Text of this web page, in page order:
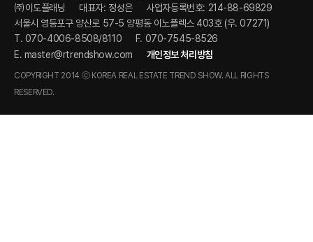
㈜이도플래닝
대표자: 정성은
사업자등록번호: 214-88-69829
서울시 영등포구 양산로 57-5 양평동 이노플렉스 403호 (우. 07271)
T. 070-4006-8508/8110
F. 070-7545-8526
E. master@rtrendshow.com 개인정보 처리방침
COPYRIGHT 2014 ⓒ KOREA REAL ESTATE TREND SHOW. ALL RIGHTS
RESERVED.